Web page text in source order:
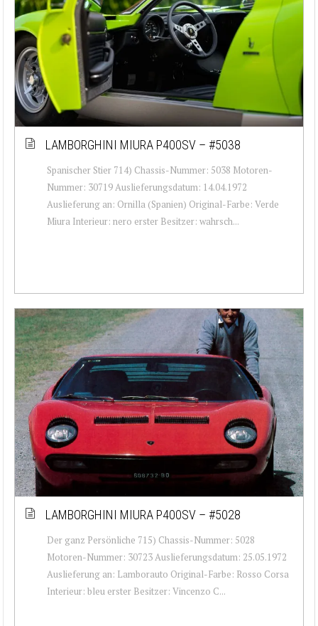
LAMBORGHINI MIURA P400SV – #5038
Spanischer Stier 714) Chassis-Nummer: 5038 Motoren-
Nummer: 30719 Auslieferungsdatum: 14.04.1972
Auslieferung an: Ornilla (Spanien) Original-Farbe: Verde
Miura Interieur: nero erster Besitzer: wahrsch...
LAMBORGHINI MIURA P400SV – #5028
Der ganz Persönliche 715) Chassis-Nummer: 5028
Motoren-Nummer: 30723 Auslieferungsdatum: 25.05.1972
Auslieferung an: Lamborauto Original-Farbe: Rosso Corsa
Interieur: bleu erster Besitzer: Vincenzo C...